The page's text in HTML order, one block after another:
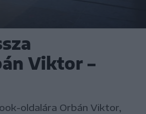
Viktor –
oldalára Orbán Viktor,